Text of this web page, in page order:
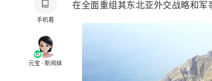
手机看
元宝 · 新闻妹
在全面重组其东北亚外交战略和军